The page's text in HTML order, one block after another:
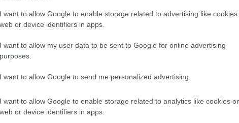
I want to allow Google to enable storage related to advertising like cookies
web or device identifiers in apps.
I want to allow my user data to be sent to Google for online advertising
purposes.
I want to allow Google to send me personalized advertising.
I want to allow Google to enable storage related to analytics like cookies
web or device identifiers in apps.